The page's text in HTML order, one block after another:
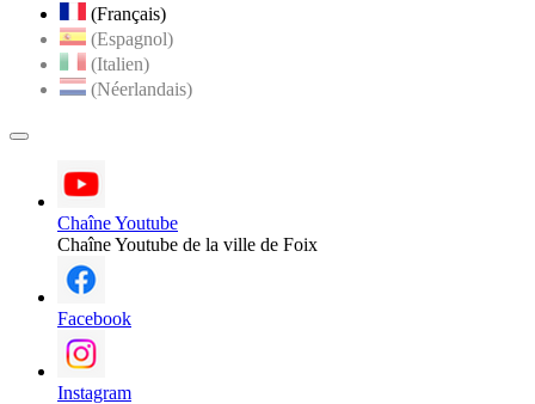
(Français)
(Espagnol)
(Italien)
(Néerlandais)
MENU
Chaîne Youtube
Chaîne Youtube de la ville de Foix
Facebook
Instagram